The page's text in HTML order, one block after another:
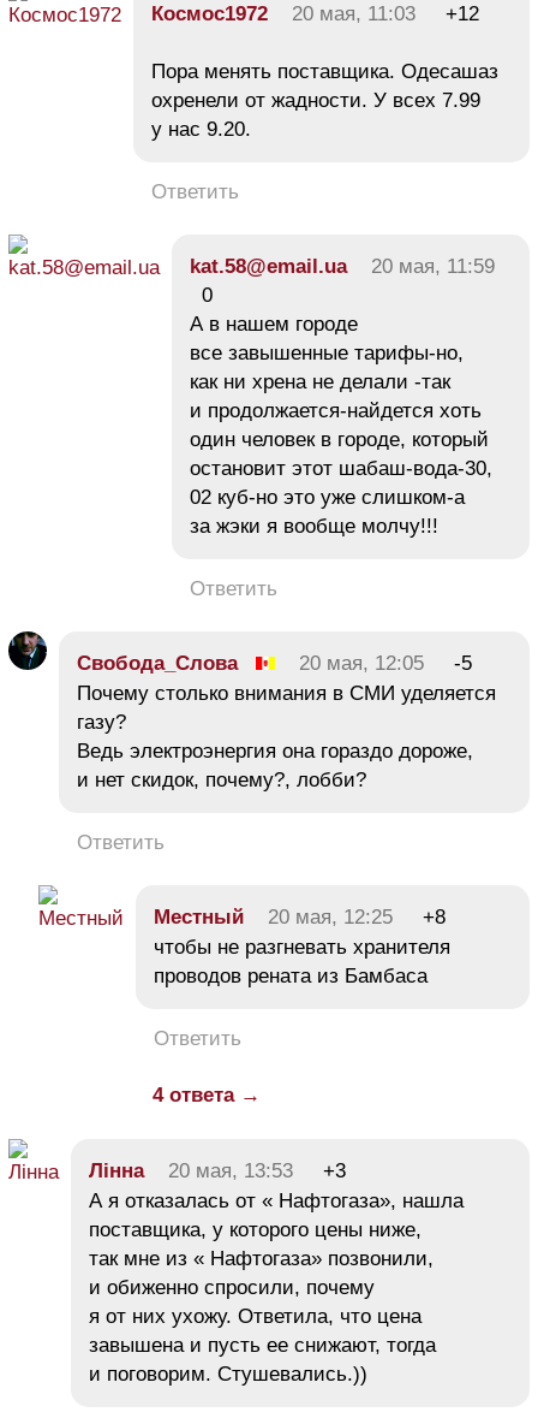
Космос1972 20 мая, 11:03 +12
Пора менять поставщика. Одесашаз
охренели от жадности. У всех 7.99
у нас 9.20.
Ответить
kat.58@email.ua
20 мая, 11:59
0
А в нашем городе
все завышенные тарифы-но,
как ни хрена не делали -так
и продолжается-найдется хоть
один человек в городе, который
остановит этот шабаш-вода-30,
02 куб-но это уже слишком-а
за жэки я вообще молчу!!!
Ответить
Свобода_Слова 20 мая, 12:05
-5
Почему столько внимания в СМИ уделяется
газу?
Ведь электроэнергия она гораздо дороже,
и нет скидок, почему?, лобби?
Ответить
Местный 20 мая, 12:25
+8
чтобы не разгневать хранителя
проводов рената из Бамбаса
Ответить
4 ответа →
Лінна 20 мая, 13:53
+3
А я отказалась от « Нафтогаза», нашла
поставщика, у которого цены ниже,
так мне из « Нафтогаза» позвонили,
и обиженно спросили, почему
я от них ухожу. Ответила, что цена
завышена и пусть ее снижают, тогда
и поговорим. Стушевались.))